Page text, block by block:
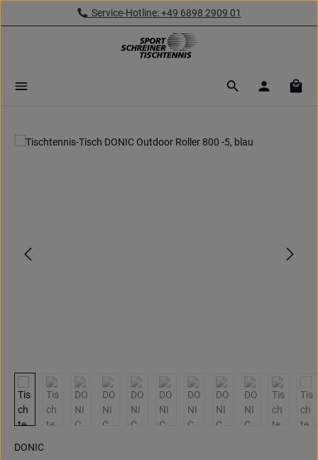
Zum Hauptinhalt springenService-Hotline: +49 6898 2909 01
Bildergalerie überspringen
DONIC